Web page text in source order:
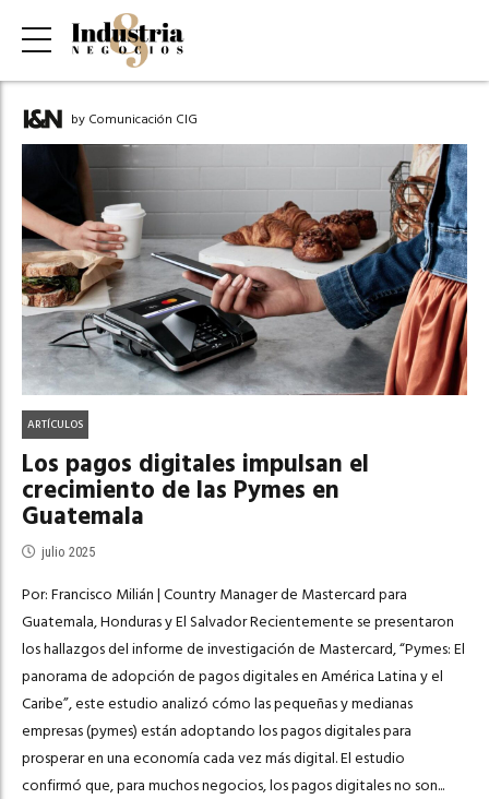
by Comunicación CIG
ARTÍCULOS
Los pagos digitales impulsan el
crecimiento de las Pymes en
Guatemala
julio 2025
Por: Francisco Milián | Country Manager de Mastercard para
Guatemala, Honduras y El Salvador Recientemente se presentaron
los hallazgos del informe de investigación de Mastercard, “Pymes: El
panorama de adopción de pagos digitales en América Latina y el
Caribe”, este estudio analizó cómo las pequeñas y medianas
empresas (pymes) están adoptando los pagos digitales para
prosperar en una economía cada vez más digital. El estudio
confirmó que, para muchos negocios, los pagos digitales no son...